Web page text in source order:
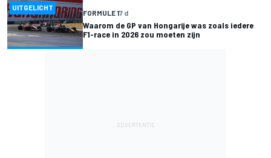
UITGELICHT
FORMULE 17 d
Waarom de GP van Hongarije was zoals iedere
F1-race in 2026 zou moeten zijn